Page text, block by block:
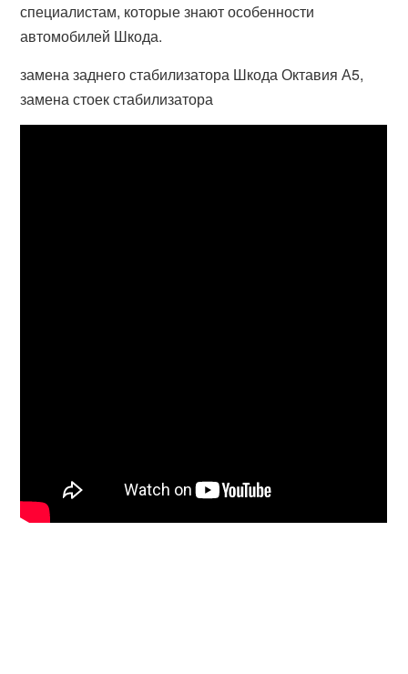
специалистам, которые знают особенности
автомобилей Шкода.
замена заднего стабилизатора Шкода Октавия А5,
замена стоек стабилизатора